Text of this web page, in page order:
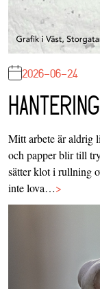
2026-06-24
Mitt arbete är aldrig
och papper blir till
sätter klot i rullning
inte lova…>